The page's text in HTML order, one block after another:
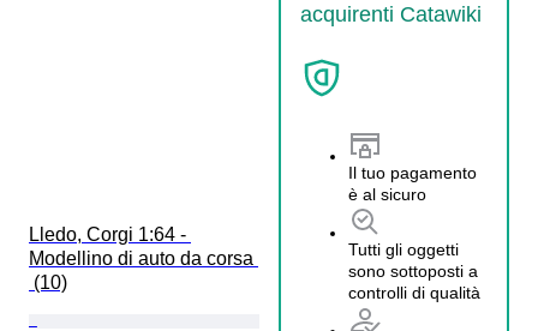
acquirenti Catawiki
Il tuo pagamento
è al sicuro
Tutti gli oggetti
sono sottoposti a
controlli di qualità
Lledo, Corgi 1:64 -
Modellino di auto da corsa
(10)